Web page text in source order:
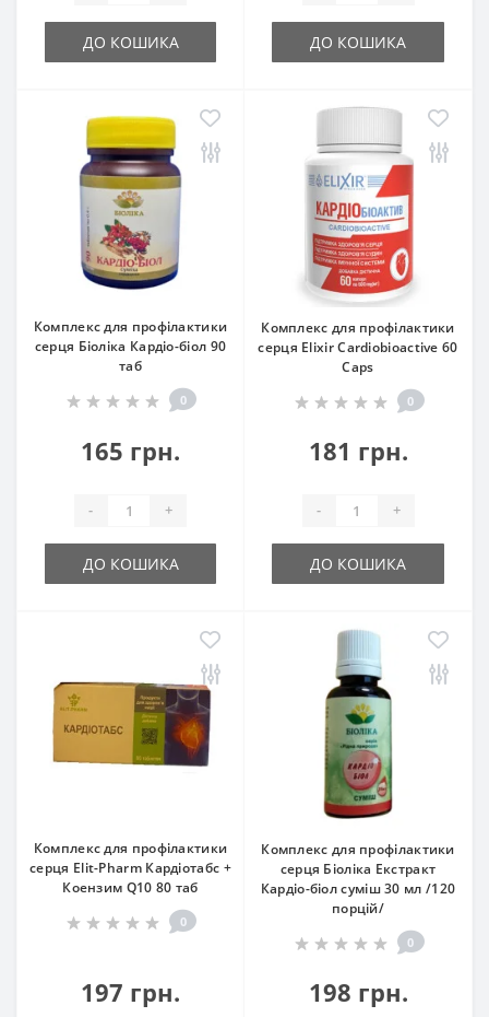
ДО КОШИКА ДО КОШИКА
Комплекс для профілактики
серця Біоліка Кардіо-біол 90
таб
0
165 грн.
- +
ДО КОШИКА
Комплекс для профілактики
серця Elixir Cardiobioactive 60
Caps
0
181 грн.
- +
ДО КОШИКА
Комплекс для профілактики
серця Elit-Pharm Кардіотабс +
Коензим Q10 80 таб
0
197 грн.
Комплекс для профілактики
серця Біоліка Екстракт
Кардіо-біол суміш 30 мл /120
порцій/
0
198 грн.